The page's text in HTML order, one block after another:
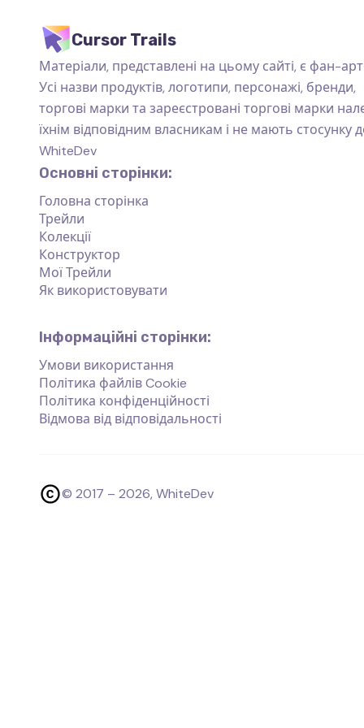
Cursor Trails
Матеріали, представлені на цьому сайті, є фан-
Усі назви продуктів, логотипи, персонажі, бренди,
торгові марки та зареєстровані торгові марки
їхнім відповідним власникам і не мають стосунку
WhiteDev
Основні сторінки:
Головна сторінка
Трейли
Колекції
Конструктор
Мої Трейли
Як використовувати
Інформаційні сторінки:
Умови використання
Політика файлів Cookie
Політика конфіденційності
Відмова від відповідальності
© 2017 – 2026, WhiteDev